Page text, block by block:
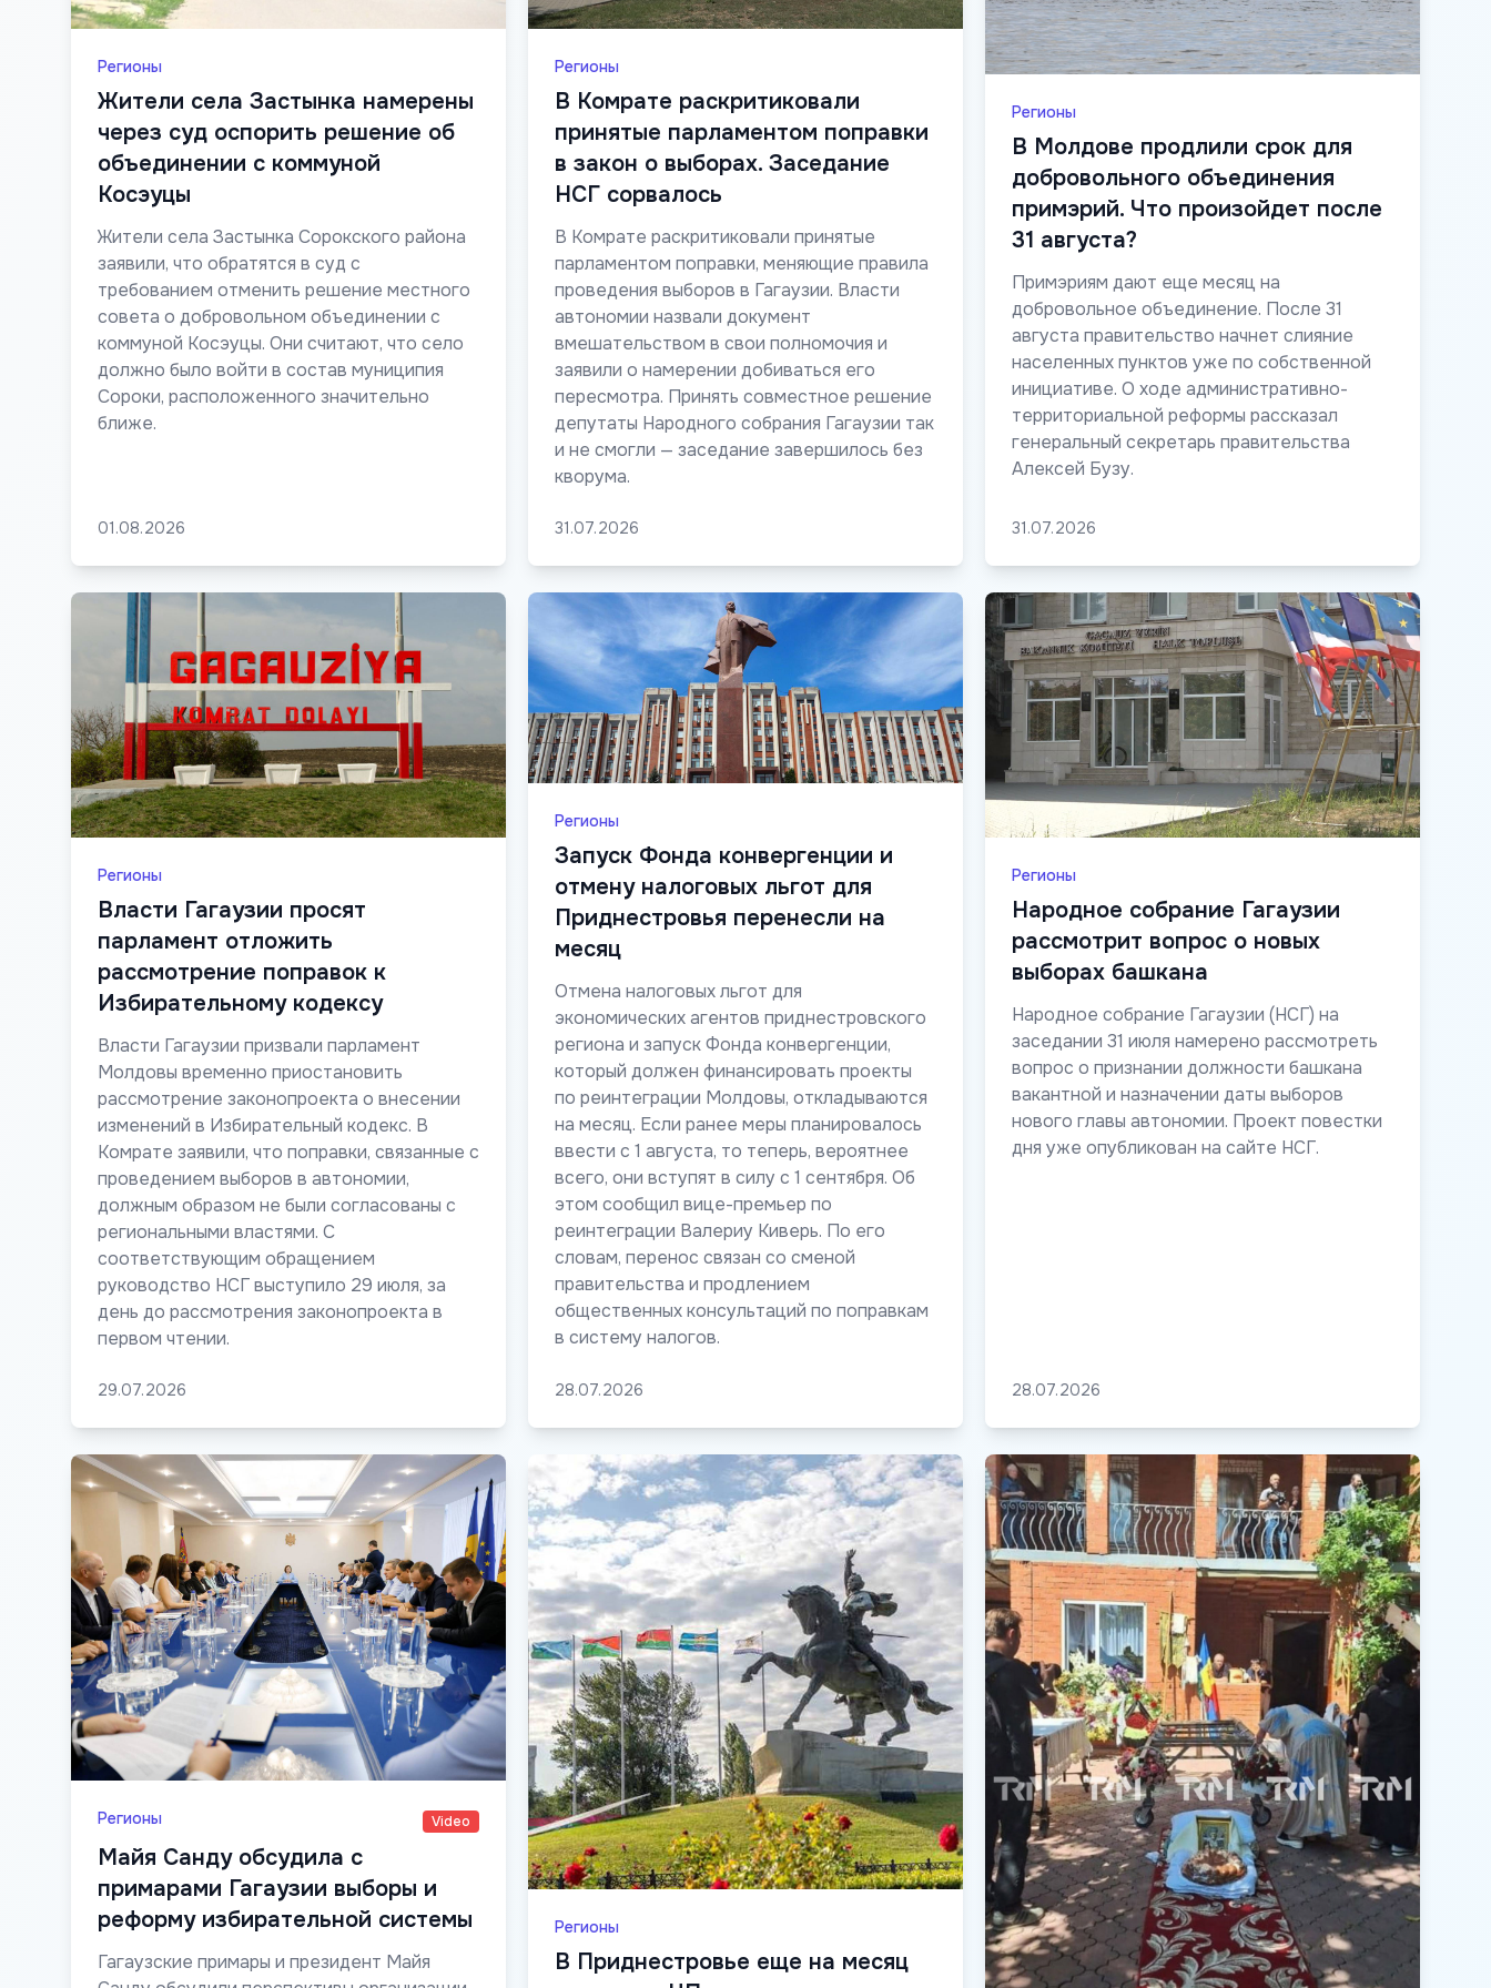
Регионы
Жители села Застынка намерены
через суд оспорить решение об
объединении с коммуной
Косэуцы
Жители села Застынка Сорокского района
заявили, что обратятся в суд с
требованием отменить решение местного
совета о добровольном объединении с
коммуной Косэуцы. Они считают, что село
должно было войти в состав муниципия
Сороки, расположенного значительно
ближе.
01.08.2026
Регионы
В Комрате раскритиковали
принятые парламентом поправки
в закон о выборах. Заседание
НСГ сорвалось
В Комрате раскритиковали принятые
парламентом поправки, меняющие правила
проведения выборов в Гагаузии. Власти
автономии назвали документ
вмешательством в свои полномочия и
заявили о намерении добиваться его
пересмотра. Принять совместное решение
депутаты Народного собрания Гагаузии так
и не смогли — заседание завершилось без
кворума.
31.07.2026
Регионы
В Молдове продлили срок для
добровольного объединения
примэрий. Что произойдет после
31 августа?
Примэриям дают еще месяц на
добровольное объединение. После 31
августа правительство начнет слияние
населенных пунктов уже по собственной
инициативе. О ходе административно-
территориальной реформы рассказал
генеральный секретарь правительства
Алексей Бузу.
31.07.2026
Регионы
Власти Гагаузии просят
парламент отложить
рассмотрение поправок к
Избирательному кодексу
Власти Гагаузии призвали парламент
Молдовы временно приостановить
рассмотрение законопроекта о внесении
изменений в Избирательный кодекс. В
Комрате заявили, что поправки, связанные с
проведением выборов в автономии,
должным образом не были согласованы с
региональными властями. С
соответствующим обращением
руководство НСГ выступило 29 июля, за
день до рассмотрения законопроекта в
первом чтении.
29.07.2026
Регионы
Запуск Фонда конвергенции и
отмену налоговых льгот для
Приднестровья перенесли на
месяц
Отмена налоговых льгот для
экономических агентов приднестровского
региона и запуск Фонда конвергенции,
который должен финансировать проекты
по реинтеграции Молдовы, откладываются
на месяц. Если ранее меры планировалось
ввести с 1 августа, то теперь, вероятнее
всего, они вступят в силу с 1 сентября. Об
этом сообщил вице-премьер по
реинтеграции Валериу Киверь. По его
словам, перенос связан со сменой
правительства и продлением
общественных консультаций по поправкам
в систему налогов.
28.07.2026
Регионы
Народное собрание Гагаузии
рассмотрит вопрос о новых
выборах башкана
Народное собрание Гагаузии (НСГ) на
заседании 31 июля намерено рассмотреть
вопрос о признании должности башкана
вакантной и назначении даты выборов
нового главы автономии. Проект повестки
дня уже опубликован на сайте НСГ.
28.07.2026
Регионы Video
Майя Санду обсудила с
примарами Гагаузии выборы и
реформу избирательной системы
Гагаузские примары и президент Майя
Регионы
В Приднестровье еще на месяц